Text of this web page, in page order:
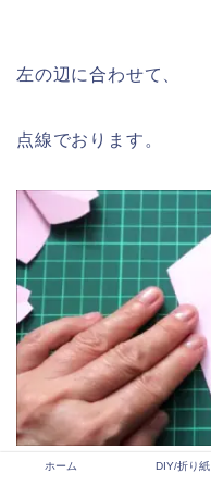
左の辺に合わせて、
点線でおります。
ホーム DIY/折り紙